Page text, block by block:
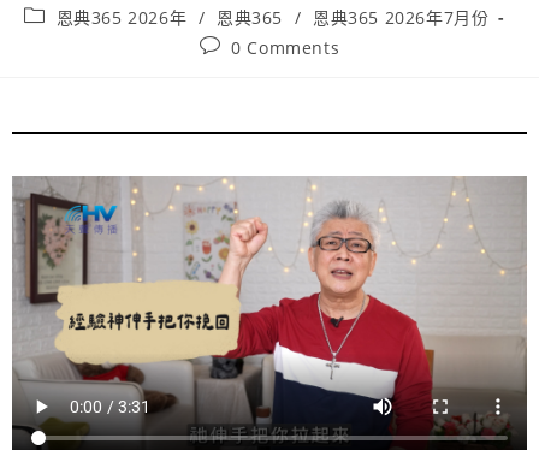
恩典365 2026年 / 恩典365 /
恩典365 2026年7月份
0 Comments